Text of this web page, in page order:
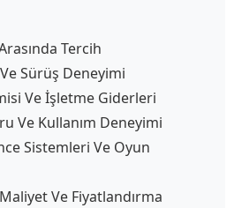
Tercih
Sürüş Deneyimi
Ve İşletme Giderleri
Ve Kullanım Deneyimi
Sistemleri Ve Oyun
Ve Fiyatlandırma